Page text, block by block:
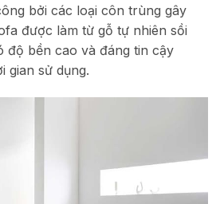
bởi các loại côn trùng gây
được làm từ gỗ tự nhiên sồi
độ bền cao và đáng tin cậy
gian sử dụng.